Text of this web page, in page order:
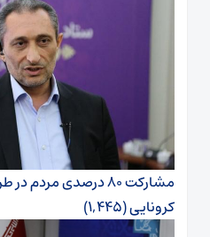
مشارکت ۸۰ درصدی
کرونایی(۱,۴۴۵)